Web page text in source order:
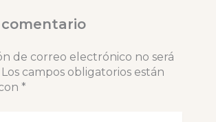
comentario
de correo electrónico no será
Los campos obligatorios están
*